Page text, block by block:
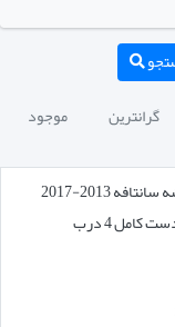
گرانترین موجود
بادگیر شیشه سانتافه 2013-2017
کامل 4 درب